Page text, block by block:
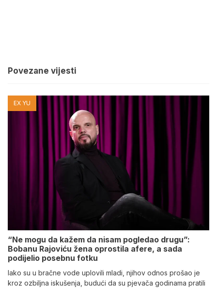
Povezane vijesti
EX YU
“Ne mogu da kažem da nisam pogledao drugu”:
Bobanu Rajoviću žena oprostila afere, a sada
podijelio posebnu fotku
Iako su u bračne vode uplovili mladi, njihov odnos prošao je
kroz ozbiljna iskušenja, budući da su pjevača godinama pratili